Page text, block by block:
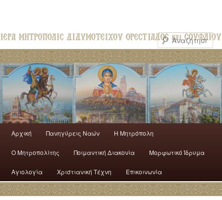
Αρχική Πανηγύρεις Ναών H Mητρόπολη
Ο Mητροπολίτης Ποιμαντική Διακονία Μορφωτικό Ίδρυμα
Αγιολογία Χριστιανική Τέχνη Επικοινωνία